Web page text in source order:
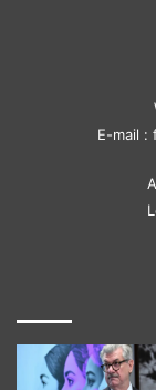
E-mail :